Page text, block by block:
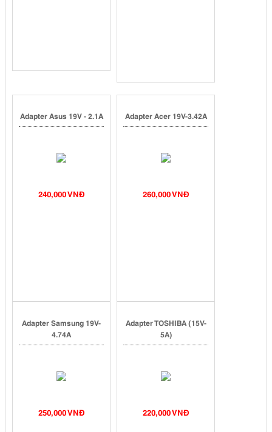
Adapter Asus 19V - 2.1A
240,000 VNĐ
Adapter Acer 19V-3.42A
260,000 VNĐ
Adapter Samsung 19V-
4.74A
250,000 VNĐ
Adapter TOSHIBA (15V-
5A)
220,000 VNĐ